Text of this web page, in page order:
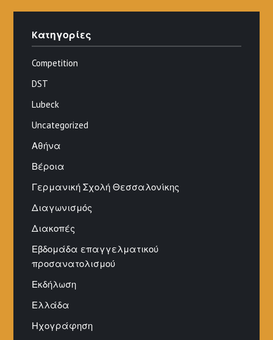
Kατηγορίες
Competition
DST
Lubeck
Uncategorized
Αθήνα
Βέροια
Γερμανική Σχολή Θεσσαλονίκης
Διαγωνισμός
Διακοπές
Εβδομάδα επαγγελματικού
προσανατολισμού
Εκδήλωση
Ελλάδα
Ηχογράφηση